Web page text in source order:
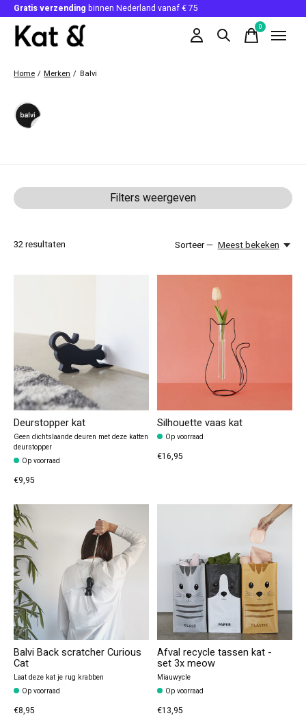
Gratis verzending binnen Nederland vanaf € 75
0items
Home / Merken / Balvi
Balvi
Filters weergeven
32resultaten Sorteer — Meest bekeken
Deurstopper kat
Geen dichtslaande deuren met deze katten
deurstopper
Op voorraad
€9,95
Silhouette vaas kat
Op voorraad
€16,95
Balvi Back scratcher Curious
Cat
Laat deze kat je rug krabben
Op voorraad
€8,95
Afval recycle tassen kat -
set 3x meow
Miauwycle
Op voorraad
€13,95